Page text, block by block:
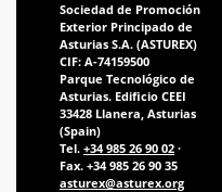
Sociedad de Promoción
Exterior Principado de
Asturias S.A. (ASTUREX)
CIF: A-74159500
Parque Tecnológico de
Asturias. Edificio CEEI
33428 Llanera, Asturias
(Spain)
Tel. +34 985 26 90 02 ·
Fax. +34 985 26 90 35
asturex@asturex.org